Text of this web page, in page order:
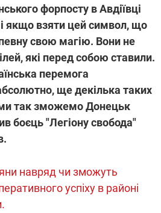
форпосту в Авдіївці
якщо взяти цей символ, що
певну свою магію. Вони не
які перед собою ставили.
перемога
ще декілька таких
так зможемо Донецьк
боєць "Легіону свобода"
навряд чи зможуть
успіху в районі